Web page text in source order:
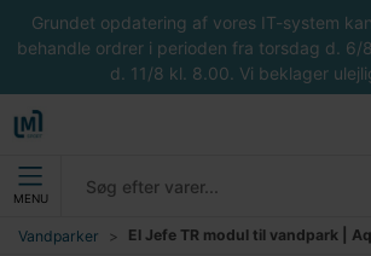
Grundet opdatering af vores IT-system
behandle ordrer i perioden fra torsdag d. 6/
d. 11/8 kl. 8.00. Vi beklager
MENU
Vandparker El Jefe TR modul til vandpark |